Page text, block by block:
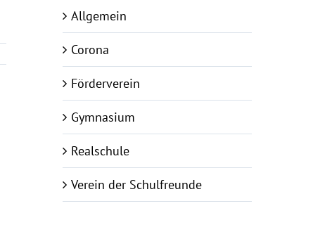
Allgemein
Corona
Förderverein
Gymnasium
Realschule
Verein der Schulfreunde